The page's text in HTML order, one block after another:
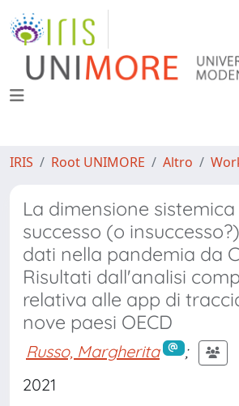
IRIS Root UNIMORE Altro
La dimensione sistemica
successo (o
dati nella pandemia da
Risultati dall'analisi
relativa alle app di
nove paesi OECD
Russo, Margherita
;
2021